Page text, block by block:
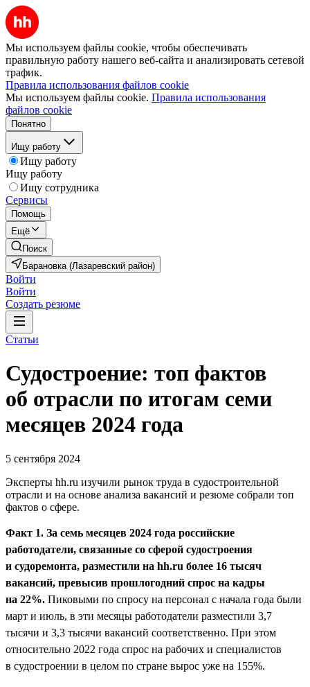
Мы используем файлы cookie, чтобы обеспечивать
правильную работу нашего веб-сайта и анализировать сетевой
трафик.
Правила использования файлов cookie
Мы используем файлы cookie. Правила использования
файлов cookie
Понятно
Ищу работу
Ищу работу
Ищу работу
Ищу сотрудника
Сервисы
Помощь
Ещё
Поиск
Барановка (Лазаревский район)
Войти
Войти
Создать резюме
Статьи
Судостроение: топ фактов
об отрасли по итогам семи
месяцев 2024 года
5 сентября 2024
Эксперты hh.ru изучили рынок труда в судостроительной
отрасли и на основе анализа вакансий и резюме собрали топ
фактов о сфере.
Факт 1. За семь месяцев 2024 года российские
работодатели, связанные со сферой судостроения
и судоремонта, разместили на hh.ru более 16 тысяч
вакансий, превысив прошлогодний спрос на кадры
на 22%. Пиковыми по спросу на персонал с начала года были
март и июль, в эти месяцы работодатели разместили 3,7
тысячи и 3,3 тысячи вакансий соответственно. При этом
относительно 2022 года спрос на рабочих и специалистов
в судостроении в целом по стране вырос уже на 155%.